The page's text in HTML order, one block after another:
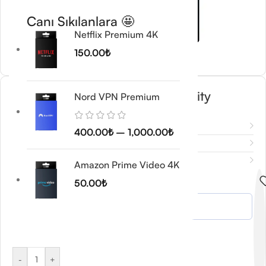
Canı Sıkılanlara 🤩
Netflix Premium 4K
150.00₺
Nord VPN Premium
400.00₺ – 1,000.00₺
Amazon Prime Video 4K
50.00₺
Kaspersky Premium Total Security
400.00
Değerlendirmeler (0)
Email Adresiniz
- +